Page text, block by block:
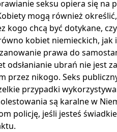
seksu opiera się na
mogą również
kogo chcą być dotykane,
kobiet niemieckich, jak
prawa do
odsłanianie ubrań nie jest
przez nikogo. Seks
przypadki
są karalne w
policję, jeśli jesteś